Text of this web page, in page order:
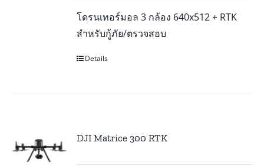
โดรนเทอร์มอล 3 กล้อง 640x512 + RTK
สำหรับกู้ภัย/ตรวจสอบ
Details
DJI Matrice 300 RTK